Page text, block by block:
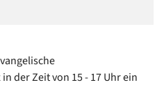
der Zeit von 15 - 17 Uhr ein